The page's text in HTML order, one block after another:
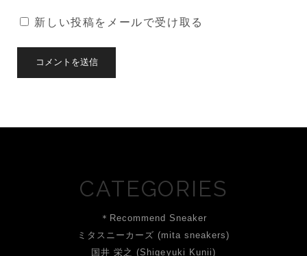
新しい投稿をメールで受け取る
CATEGORIES
＊Recommend Sneaker
ミタスニーカーズ (mita sneakers)
国井 栄之 (Shigeyuki Kunii)